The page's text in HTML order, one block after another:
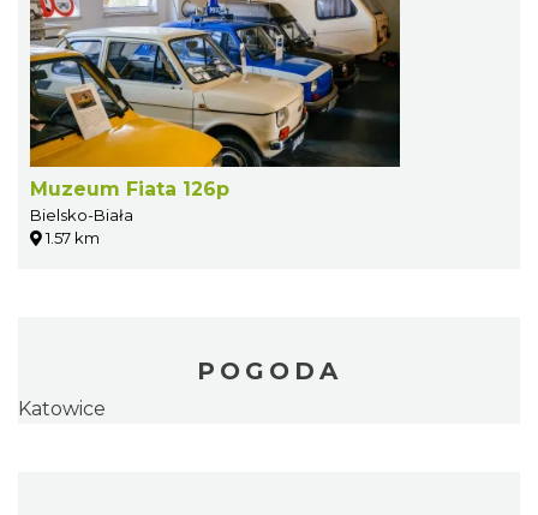
Muzeum Fiata 126p
Bielsko-Biała
1.57 km
POGODA
Katowice